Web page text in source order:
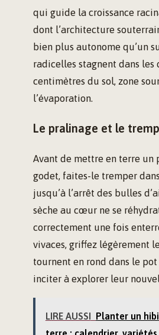
qui guide la croissance
dont l’architecture
bien plus autonome qu’un
radicelles stagnent dans les
centimètres du sol, zone
l’évaporation.
Le pralinage et le
Avant de mettre en terre un
godet, faites-le tremper
jusqu’à l’arrêt des bulles
sèche au cœur ne se
correctement une fois
vivaces, griffez légèrement
tournent en rond dans le
inciter à explorer leur
LIRE AUSSI Planter un